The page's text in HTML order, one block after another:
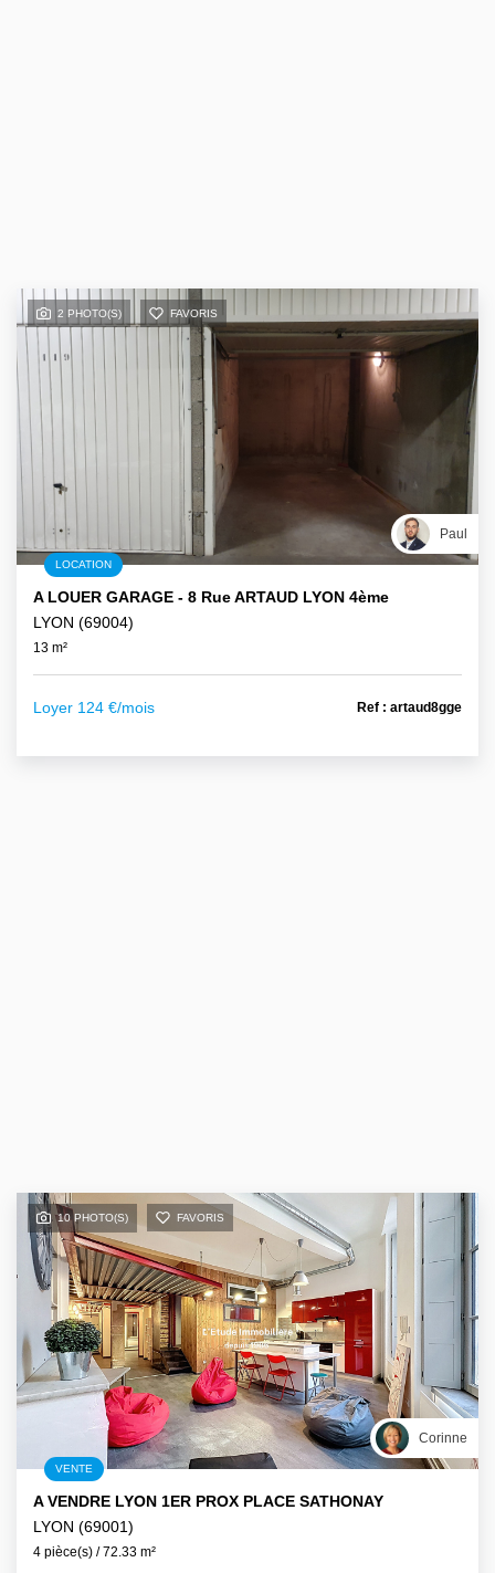
2 PHOTO(S) FAVORIS
Paul
LOCATION
A LOUER GARAGE - 8 Rue ARTAUD LYON 4ème
LYON (69004)
13 m²
Loyer 124 €/mois Ref : artaud8gge
10 PHOTO(S) FAVORIS
Corinne
VENTE
A VENDRE LYON 1ER PROX PLACE SATHONAY
LYON (69001)
4 pièce(s) / 72.33 m²